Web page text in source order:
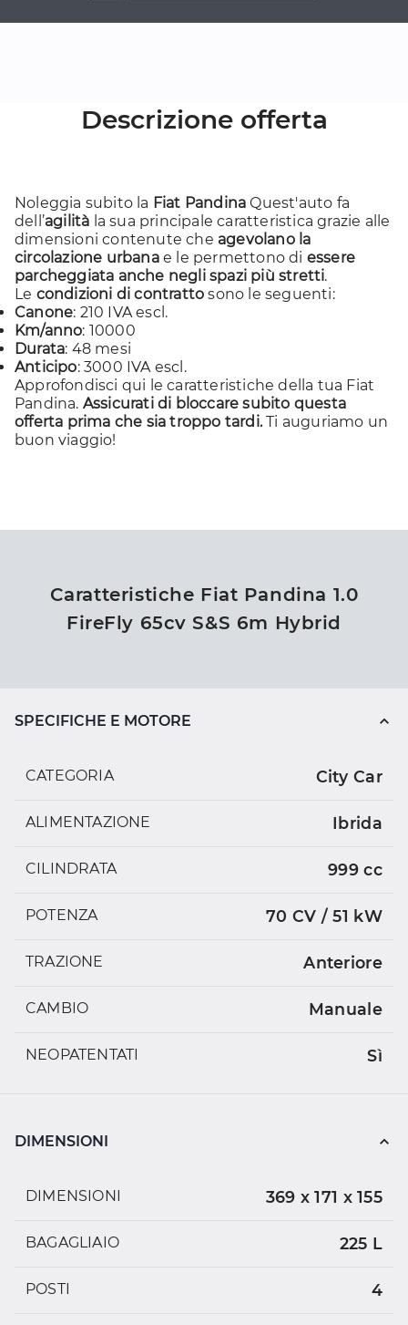
Descrizione offerta
Noleggia subito la Fiat Pandina Quest'auto fa
dell’agilità la sua principale caratteristica grazie alle
dimensioni contenute che agevolano la
circolazione urbanae le permettono di essere
parcheggiata anche negli spazi più stretti.
Le condizioni di contratto sono le seguenti:
Canone: 210 IVA escl.
Km/anno: 10000
Durata: 48 mesi
Anticipo: 3000 IVA escl.
Approfondisci qui le caratteristiche della tua Fiat
Pandina. Assicurati di bloccare subito questa
offerta prima che sia troppo tardi.Ti auguriamo un
buon viaggio!
Caratteristiche Fiat Pandina 1.0
FireFly 65cv S&S 6m Hybrid
SPECIFICHE E MOTORE
CATEGORIA City Car
ALIMENTAZIONE Ibrida
CILINDRATA 999 cc
POTENZA 70 CV / 51 kW
TRAZIONE Anteriore
CAMBIO Manuale
NEOPATENTATI Sì
DIMENSIONI
DIMENSIONI 369 x 171 x 155
BAGAGLIAIO 225 L
POSTI 4